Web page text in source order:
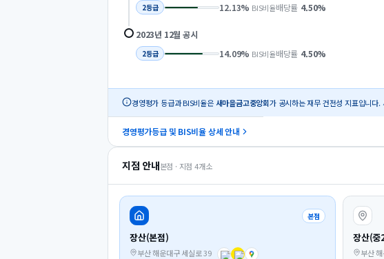
2등급 12.13% BIS비율배당률 4.50%
2023년 12월 공시
2등급 14.09% BIS비율배당률 4.50%
경영평가 등급과 BIS비율은 새마을금고중앙회가 공시하는 재무 건전성 지표입니다
경영평가등급 및 BIS비율 상세 안내
지점 안내본점 · 지점 4개소
본점
장산(본점)
부산 해운대구 세실로 39
장산(중
부산